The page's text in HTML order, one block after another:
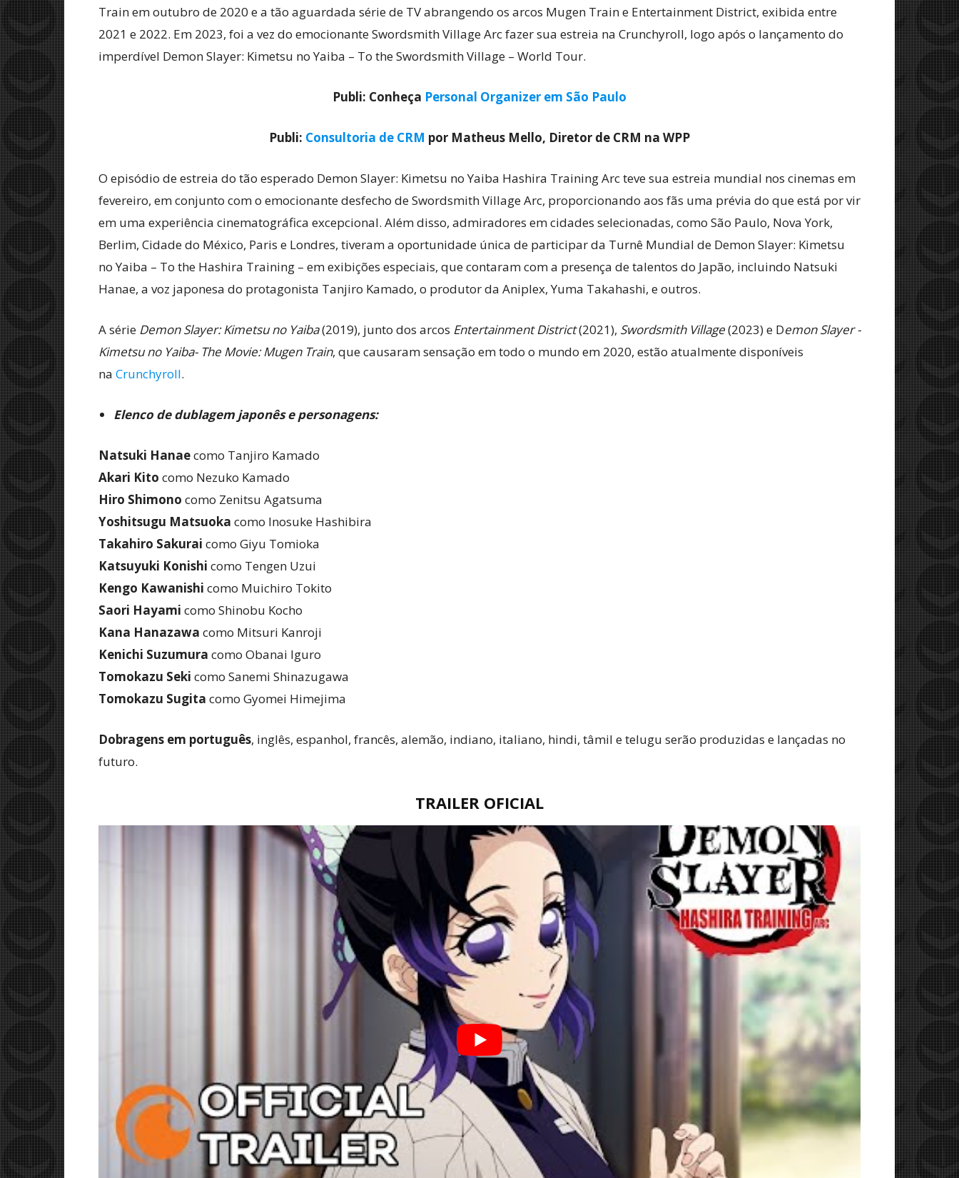
Train em outubro de 2020 e a tão aguardada série de TV abrangendo os arcos Mugen Train e Entertainment District, exibida entre
2021 e 2022. Em 2023, foi a vez do emocionante Swordsmith Village Arc fazer sua estreia na Crunchyroll, logo após o lançamento do
imperdível Demon Slayer: Kimetsu no Yaiba – To the Swordsmith Village – World Tour.
Publi: Conheça Personal Organizer em São Paulo
Publi: Consultoria de CRM por Matheus Mello, Diretor de CRM na WPP
O episódio de estreia do tão esperado Demon Slayer: Kimetsu no Yaiba Hashira Training Arc teve sua estreia mundial nos cinemas em
fevereiro, em conjunto com o emocionante desfecho de Swordsmith Village Arc, proporcionando aos fãs uma prévia do que está por vir
em uma experiência cinematográfica excepcional. Além disso, admiradores em cidades selecionadas, como São Paulo, Nova York,
Berlim, Cidade do México, Paris e Londres, tiveram a oportunidade única de participar da Turnê Mundial de Demon Slayer: Kimetsu
no Yaiba – To the Hashira Training – em exibições especiais, que contaram com a presença de talentos do Japão, incluindo Natsuki
Hanae, a voz japonesa do protagonista Tanjiro Kamado, o produtor da Aniplex, Yuma Takahashi, e outros.
A série Demon Slayer: Kimetsu no Yaiba(2019), junto dos arcos Entertainment District(2021), Swordsmith Village(2023) e Demon Slayer -
Kimetsu no Yaiba- The Movie: Mugen Train, que causaram sensação em todo o mundo em 2020, estão atualmente disponíveis
na Crunchyroll.
Elenco de dublagem japonês e personagens:
Natsuki Hanaecomo Tanjiro Kamado
Akari Kito como Nezuko Kamado
Hiro Shimono como Zenitsu Agatsuma
Yoshitsugu Matsuoka como Inosuke Hashibira
Takahiro Sakurai como Giyu Tomioka
Katsuyuki Konishi como Tengen Uzui
Kengo Kawanishi como Muichiro Tokito
Saori Hayami como Shinobu Kocho
Kana Hanazawa como Mitsuri Kanroji
Kenichi Suzumura como Obanai Iguro
Tomokazu Seki como Sanemi Shinazugawa
Tomokazu Sugita como Gyomei Himejima
Dobragens em português, inglês, espanhol, francês, alemão, indiano, italiano, hindi, tâmil e telugu serão produzidas e lançadas no
futuro.
TRAILER OFICIAL